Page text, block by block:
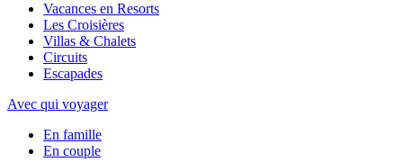
Vacances en Resorts
Les Croisières
Villas & Chalets
Circuits
Escapades
Avec qui voyager
En famille
En couple